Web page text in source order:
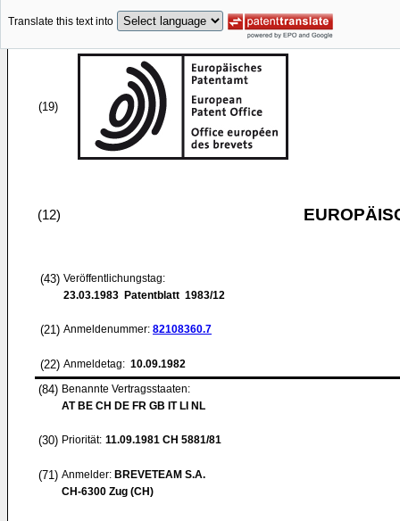
Translate this text into
(19)
(12)
(43) Veröffentlichungstag:
23.03.1983 Patentblatt 1983/12
(21) Anmeldenummer: 82108360.7
(22) Anmeldetag: 10.09.1982
(84) Benannte Vertragsstaaten:
AT BE CH DE FR GB IT LI NL
(30) Priorität: 11.09.1981 CH 5881/81
(71) Anmelder: BREVETEAM S.A.
CH-6300 Zug (CH)